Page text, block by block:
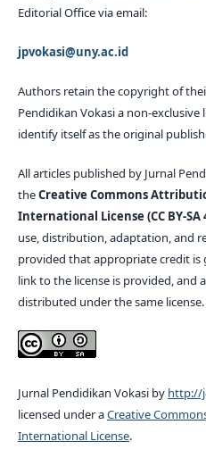
Editorial Office via email:
jpvokasi@uny.ac.id
Authors retain the copyright of
Pendidikan Vokasi a non-
identify itself as the original
All articles published by Jurnal
theCreative Commons
International License (CC BY-SA
use, distribution, adaptation, and
provided that appropriate credit is
link to the license is provided, and
distributed under the same license.
Jurnal Pendidikan Vokasi by http://
licensed under aCreative
International License.